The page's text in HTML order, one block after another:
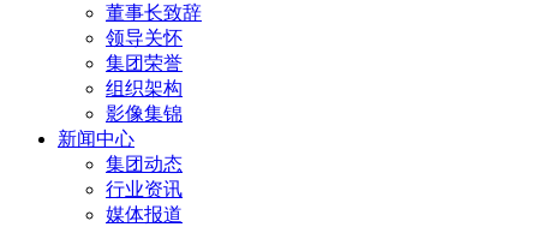
董事长致辞
领导关怀
集团荣誉
组织架构
影像集锦
新闻中心
集团动态
行业资讯
媒体报道